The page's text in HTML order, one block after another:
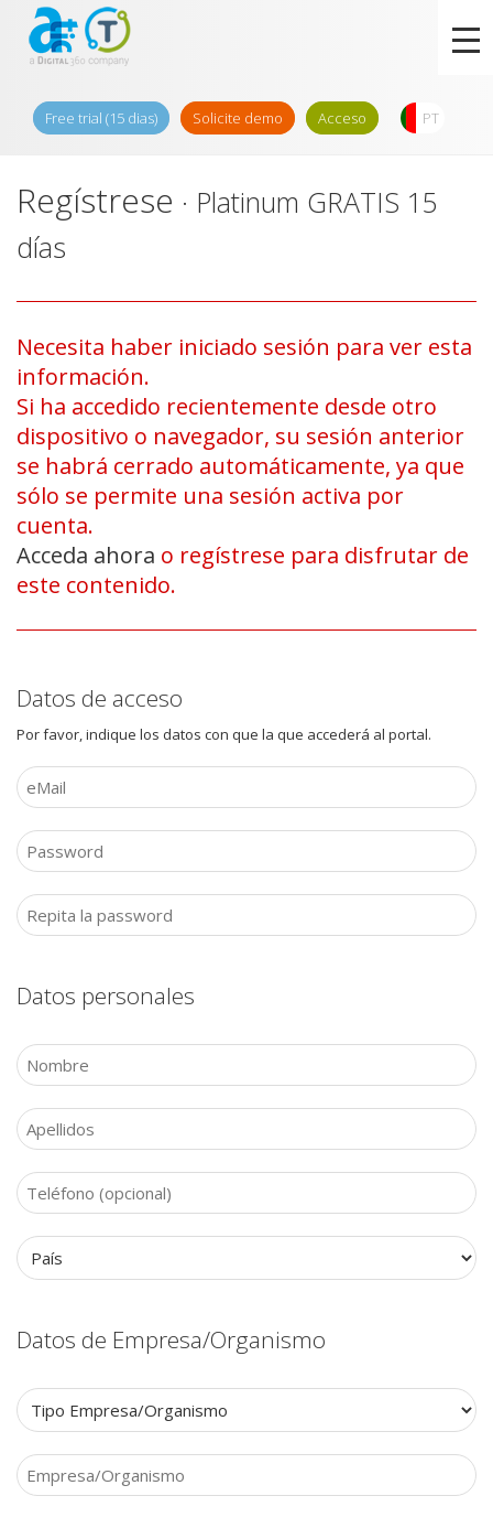
Free trial (15 dias) Solicite demo Acceso PT
Regístrese · Platinum GRATIS 15
días
Necesita haber iniciado sesión para ver esta
información.
Si ha accedido recientemente desde otro
dispositivo o navegador, su sesión anterior
se habrá cerrado automáticamente, ya que
sólo se permite una sesión activa por
cuenta.
Acceda ahora o regístrese para disfrutar de
este contenido.
Datos de acceso
Por favor, indique los datos con que la que accederá al portal.
Datos personales
Datos de Empresa/Organismo